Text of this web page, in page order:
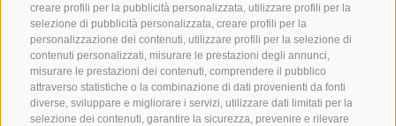
creare profili per la pubblicità personalizzata, utilizzare profili per la
selezione di pubblicità personalizzata, creare profili per la
personalizzazione dei contenuti, utilizzare profili per la selezione di
contenuti personalizzati, misurare le prestazioni degli annunci,
misurare le prestazioni dei contenuti, comprendere il pubblico
attraverso statistiche o la combinazione di dati provenienti da fonti
diverse, sviluppare e migliorare i servizi, utilizzare dati limitati per la
selezione dei contenuti, garantire la sicurezza, prevenire e rilevare
Registrati